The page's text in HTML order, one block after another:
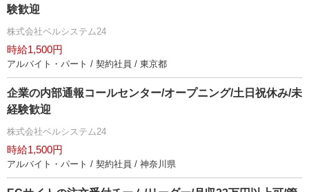
験歓迎
株式会社ベルシステム24
時給1,500円
アルバイト・パート / 契約社員 / 東京都
企業の内部通報コールセンター/オープニング/土日祝休み/未
経験歓迎
株式会社ベルシステム24
時給1,500円
アルバイト・パート / 契約社員 / 神奈川県